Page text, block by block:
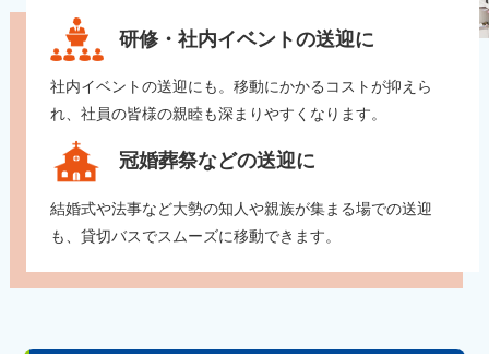
研修・社内イベントの送迎に
社内イベントの送迎にも。移動にかかるコストが抑えら
れ、社員の皆様の親睦も深まりやすくなります。
冠婚葬祭などの送迎に
結婚式や法事など大勢の知人や親族が集まる場での送迎
も、貸切バスでスムーズに移動できます。